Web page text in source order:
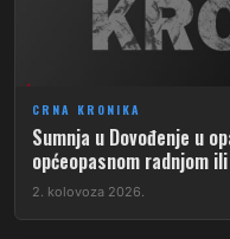
CRNA KRONIKA
Sumnja u Dovođenje u
općeopasnom radnjom
2. kolovoza 2026.